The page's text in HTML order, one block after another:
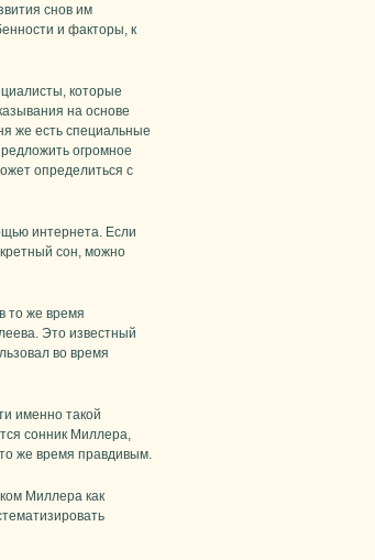
снов им
и факторы, к
которые
на основе
же есть специальные
огромное
определиться с
интернета. Если
сон, можно
то же время
Это известный
во время
именно такой
сонник Миллера,
же время правдивым.
Миллера как